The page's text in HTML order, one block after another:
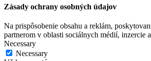
Zásady ochrany osobných údajov
Na prispôsobenie obsahu a reklám,
partnerom v oblasti sociálnych médií,
Necessary
Necessary